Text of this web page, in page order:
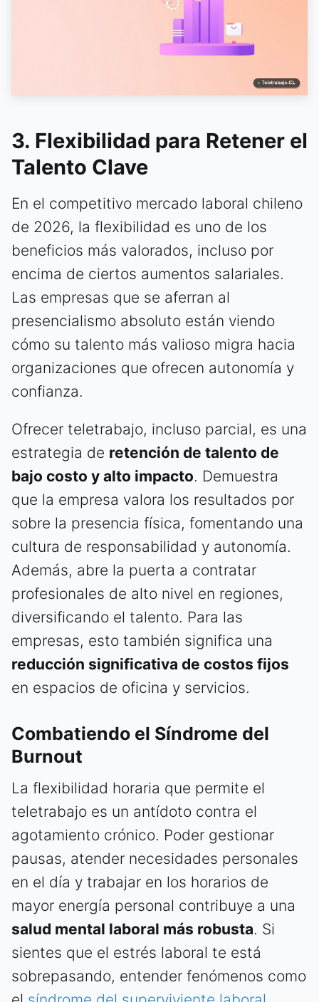
3. Flexibilidad para Retener el
Talento Clave
En el competitivo mercado laboral chileno
de 2026, la flexibilidad es uno de los
beneficios más valorados, incluso por
encima de ciertos aumentos salariales.
Las empresas que se aferran al
presencialismo absoluto están viendo
cómo su talento más valioso migra hacia
organizaciones que ofrecen autonomía y
confianza.
Ofrecer teletrabajo, incluso parcial, es una
estrategia de retención de talento de
bajo costo y alto impacto. Demuestra
que la empresa valora los resultados por
sobre la presencia física, fomentando una
cultura de responsabilidad y autonomía.
Además, abre la puerta a contratar
profesionales de alto nivel en regiones,
diversificando el talento. Para las
empresas, esto también significa una
reducción significativa de costos fijos
en espacios de oficina y servicios.
Combatiendo el Síndrome del
Burnout
La flexibilidad horaria que permite el
teletrabajo es un antídoto contra el
agotamiento crónico. Poder gestionar
pausas, atender necesidades personales
en el día y trabajar en los horarios de
mayor energía personal contribuye a una
salud mental laboral más robusta. Si
sientes que el estrés laboral te está
sobrepasando, entender fenómenos como